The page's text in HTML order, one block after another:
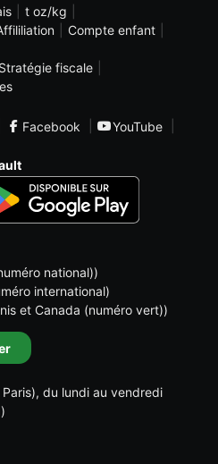
t oz/kg
Compte enfant
Stratégie fiscale
Facebook
YouTube
national))
international)
et Canada (numéro vert))
du lundi au vendredi